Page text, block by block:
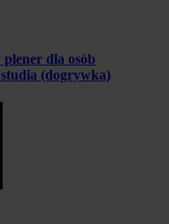
dla osób
(dogrywka)